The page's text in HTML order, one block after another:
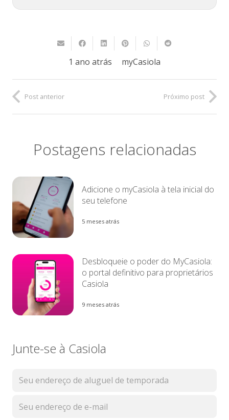
1 ano atrás myCasiola
Post anterior Próximo post
Postagens relacionadas
Adicione o myCasiola à tela inicial do
seu telefone
5 meses atrás
Desbloqueie o poder do MyCasiola:
o portal definitivo para proprietários
Casiola
9 meses atrás
Junte-se à Casiola